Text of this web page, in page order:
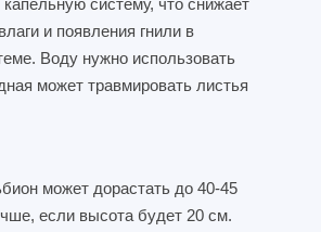
капельную систему, что снижает
и появления гнили в
Воду нужно использовать
может травмировать листья
может дорастать до 40-45
если высота будет 20 см.